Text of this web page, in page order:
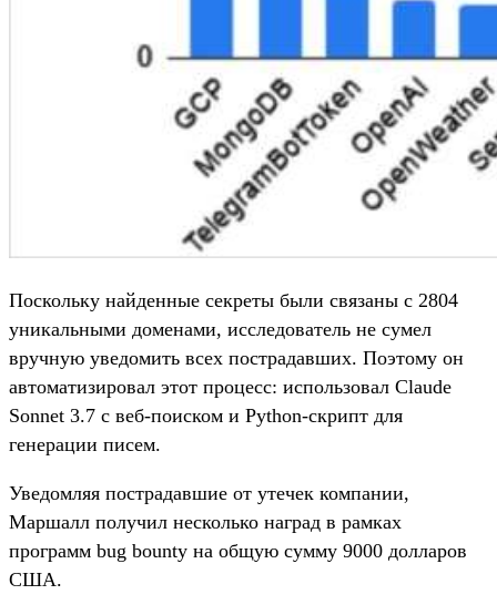
Поскольку найденные секреты были связаны с 2804
уникальными доменами, исследователь не сумел
вручную уведомить всех пострадавших. Поэтому он
автоматизировал этот процесс: использовал Claude
Sonnet 3.7 с веб-поиском и Python-скрипт для
генерации писем.
Уведомляя пострадавшие от утечек компании,
Маршалл получил несколько наград в рамках
программ bug bounty на общую сумму 9000 долларов
США.